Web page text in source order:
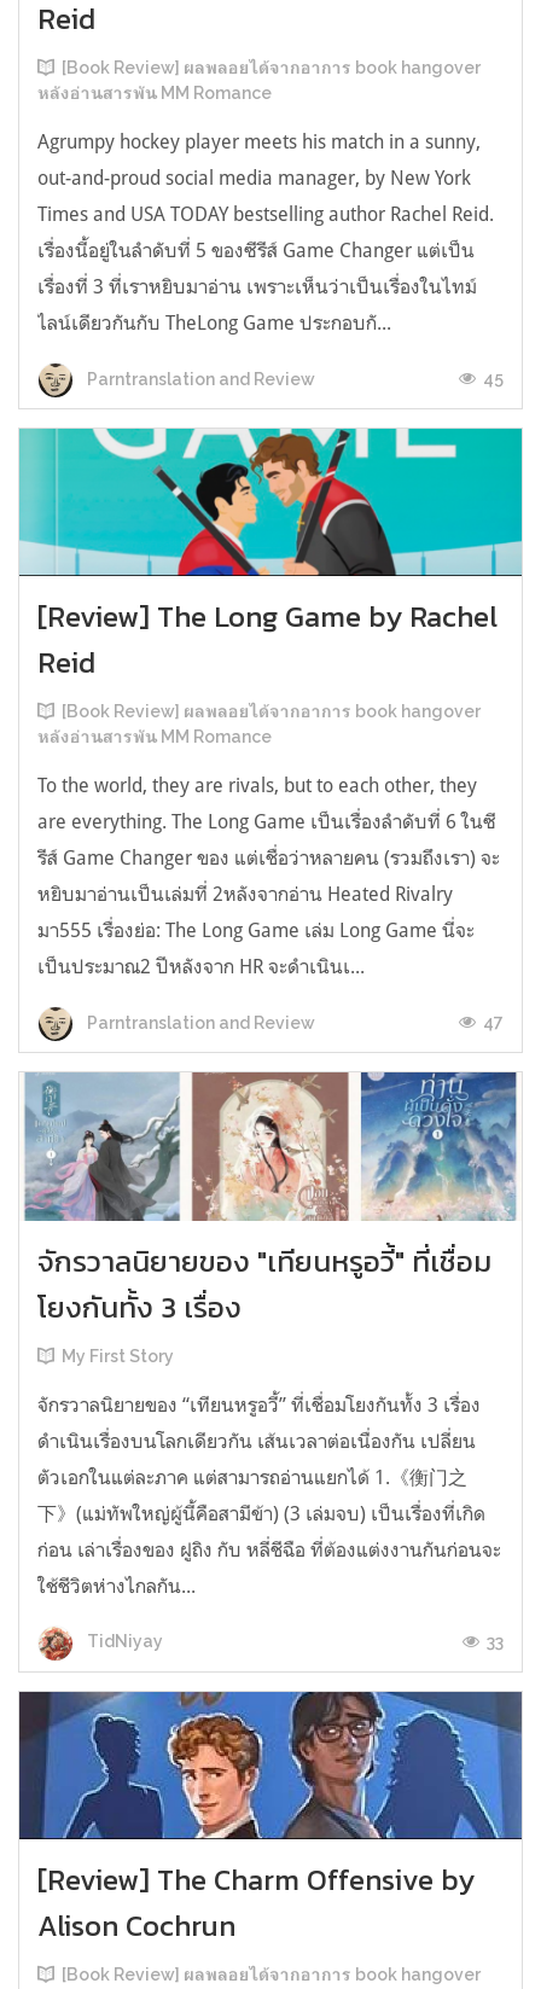
Reid
[Book Review] ผลพลอยได้จากอาการ book hangover
หลังอ่านสารพัน MM Romance
Agrumpy hockey player meets his match in a sunny,
out-and-proud social media manager, by New York
Times and USA TODAY bestselling author Rachel Reid.
เรื่องนี้อยู่ในลำดับที่ 5 ของซีรีส์ Game Changer แต่เป็น
เรื่องที่ 3 ที่เราหยิบมาอ่าน เพราะเห็นว่าเป็นเรื่องในไทม์
ไลน์เดียวกันกับ TheLong Game ประกอบกั...
Parntranslation and Review 45
[Review] The Long Game by Rachel
Reid
[Book Review] ผลพลอยได้จากอาการ book hangover
หลังอ่านสารพัน MM Romance
To the world, they are rivals, but to each other, they
are everything. The Long Game เป็นเรื่องลำดับที่ 6 ในซี
รีส์ Game Changer ของ แต่เชื่อว่าหลายคน (รวมถึงเรา) จะ
หยิบมาอ่านเป็นเล่มที่ 2หลังจากอ่าน Heated Rivalry
มา555 เรื่องย่อ: The Long Game เล่ม Long Game นี่จะ
เป็นประมาณ2 ปีหลังจาก HR จะดำเนินเ...
Parntranslation and Review 47
จักรวาลนิยายของ "เทียนหรูอวี้" ที่เชื่อม
โยงกันทั้ง 3 เรื่อง
My First Story
จักรวาลนิยายของ “เทียนหรูอวี้” ที่เชื่อมโยงกันทั้ง 3 เรื่อง
ดำเนินเรื่องบนโลกเดียวกัน เส้นเวลาต่อเนื่องกัน เปลี่ยน
ตัวเอกในแต่ละภาค แต่สามารถอ่านแยกได้ 1.《衡门之
下》(แม่ทัพใหญ่ผู้นี้คือสามีข้า) (3 เล่มจบ) เป็นเรื่องที่เกิด
ก่อน เล่าเรื่องของ ฝูถิง กับ หลี่ชีฉือ ที่ต้องแต่งงานกันก่อนจะ
ใช้ชีวิตห่างไกลกัน...
TidNiyay 33
[Review] The Charm Offensive by
Alison Cochrun
[Book Review] ผลพลอยได้จากอาการ book hangover